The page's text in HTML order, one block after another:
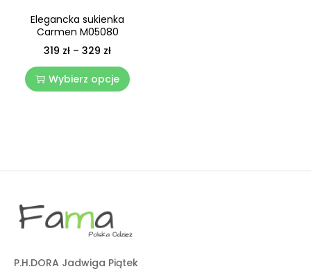
Elegancka sukienka
Carmen M05080
319 zł –329 zł
Wybierz opcje
P.H.DORA Jadwiga Piątek